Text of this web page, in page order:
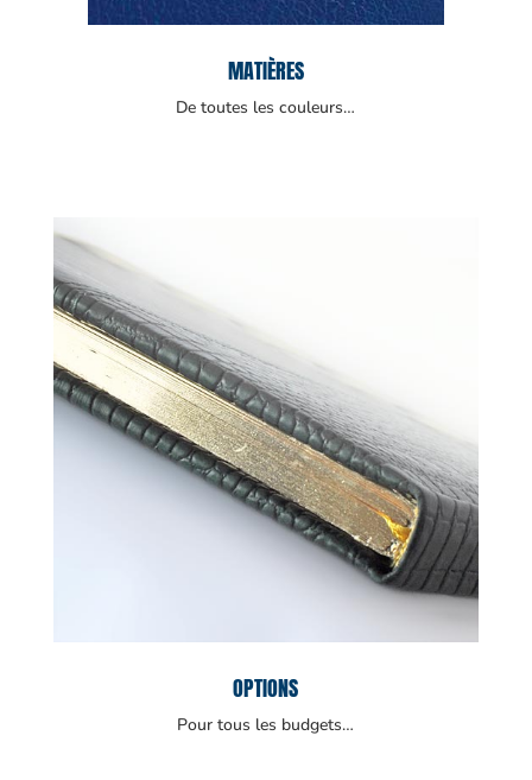
MATIÈRES
De toutes les couleurs…
OPTIONS
Pour tous les budgets…